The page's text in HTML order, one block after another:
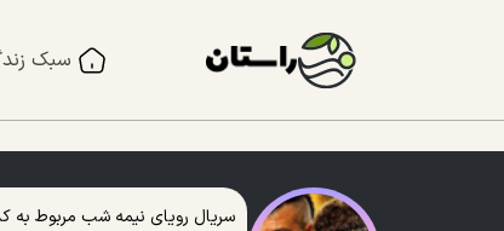
سبک
سریال رویای نیمه شب مربوط به